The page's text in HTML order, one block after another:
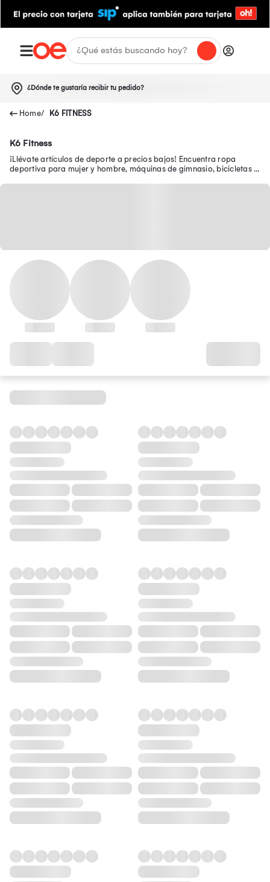
¿Dónde te gustaría recibir tu pedido?
K6 FITNESS
K6 Fitness
¡Llévate artículos de deporte a precios bajos! Encuentra ropa
deportiva para mujer y hombre, máquinas de gimnasio, bicicletas y